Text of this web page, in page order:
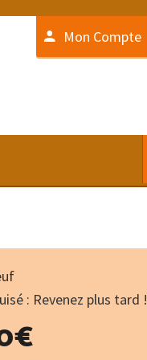
Mon Compte
: Revenez plus tard !
€